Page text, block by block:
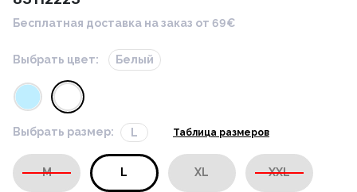
Бесплатная доставка на заказ от 69€
Выбрать цвет: Белый
Выбрать размер: L Таблица размеров
M L XL XXL